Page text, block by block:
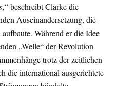
‚“ beschreibt Clarke die
Auseinandersetzung, die
Während er die Idee
„Welle“ der Revolution
trotz der zeitlichen
die international ausgerichtete